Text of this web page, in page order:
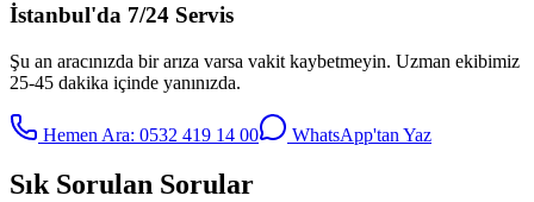
İstanbul'da 7/24 Servis
Şu an aracınızda bir arıza varsa vakit kaybetmeyin. Uzman ekibimiz
25-45 dakika içinde yanınızda.
Hemen Ara: 0532 419 14 00 WhatsApp'tan Yaz
Sık Sorulan Sorular